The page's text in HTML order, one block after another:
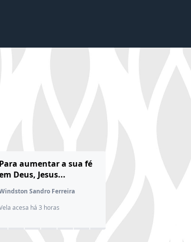
Para aumentar a sua fé
Deus, Jesus...
Sandro Ferreira
acesa há 3 horas